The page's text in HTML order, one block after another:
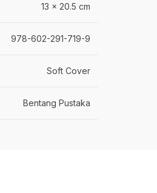
13 x 20.5 cm
978-602-291-719-9
Soft Cover
Bentang Pustaka